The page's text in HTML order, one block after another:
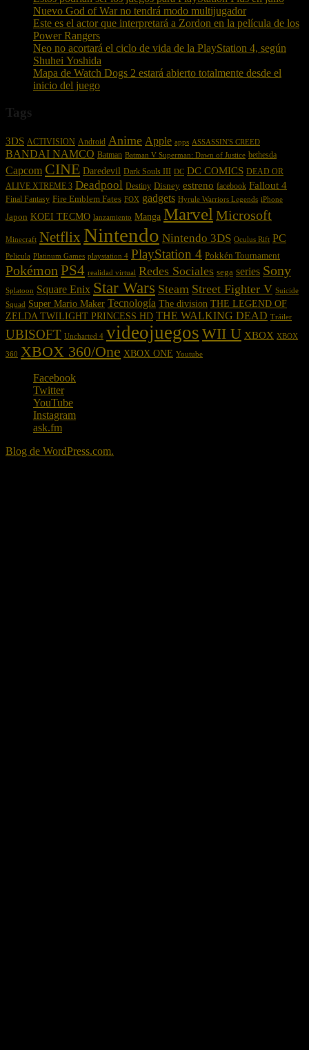
Nuevo God of War no tendrá modo multijugador
Este es el actor que interpretará a Zordon en la película de los
Power Rangers
Neo no acortará el ciclo de vida de la PlayStation 4, según
Shuhei Yoshida
Mapa de Watch Dogs 2 estará abierto totalmente desde el
inicio del juego
Tags
3DS ACTIVISION Android Anime Apple apps ASSASSIN'S CREED
BANDAI NAMCO Batman Batman V Superman: Dawn of Justice bethesda
Capcom CINE Daredevil Dark Souls III DC DC COMICS DEAD OR
ALIVE XTREME 3 Deadpool Destiny Disney estreno facebook Fallout 4
Final Fantasy Fire Emblem Fates FOX gadgets Hyrule Warriors Legends iPhone
Japon KOEI TECMO lanzamiento Manga Marvel Microsoft
Minecraft Netflix Nintendo Nintendo 3DS Oculus Rift PC
Pelicula Platinum Games playstation 4 PlayStation 4 Pokkén Tournament
Pokémon PS4 realidad virtual Redes Sociales sega series Sony
Splatoon Square Enix Star Wars Steam Street Fighter V Suicide
Squad Super Mario Maker Tecnología The division THE LEGEND OF
ZELDA TWILIGHT PRINCESS HD THE WALKING DEAD Tráiler
UBISOFT Uncharted 4 videojuegos WII U XBOX XBOX
360 XBOX 360/One XBOX ONE Youtube
Facebook
Twitter
YouTube
Instagram
ask.fm
Blog de WordPress.com.